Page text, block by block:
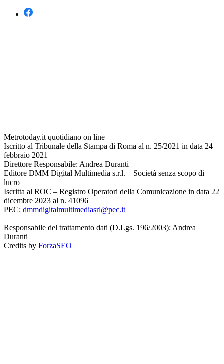
Metrotoday.it quotidiano on line
Iscritto al Tribunale della Stampa di Roma al n. 25/2021 in data 24
febbraio 2021
Direttore Responsabile: Andrea Duranti
Editore DMM Digital Multimedia s.r.l. – Società senza scopo di
lucro
Iscritta al ROC – Registro Operatori della Comunicazione in data 22
dicembre 2023 al n. 41096
PEC: dmmdigitalmultimediasrl@pec.it
Responsabile del trattamento dati (D.Lgs. 196/2003): Andrea
Duranti
Credits by ForzaSEO